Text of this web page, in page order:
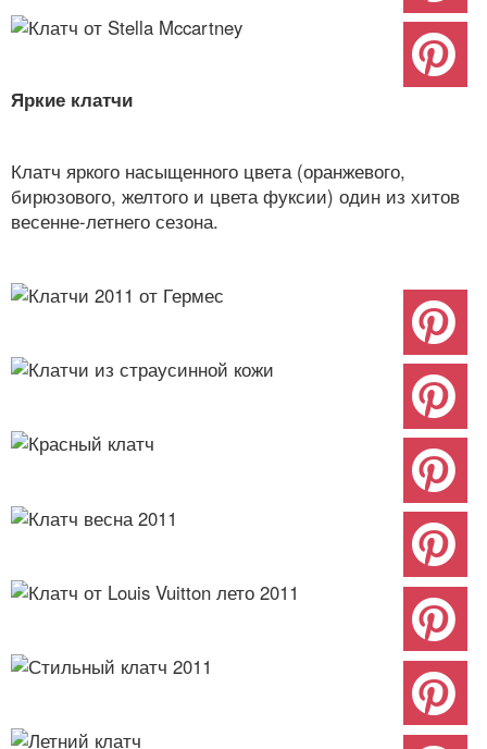
Яркие клатчи
Клатч яркого насыщенного цвета (оранжевого,
бирюзового, желтого и цвета фуксии) один из хитов
весенне-летнего сезона.